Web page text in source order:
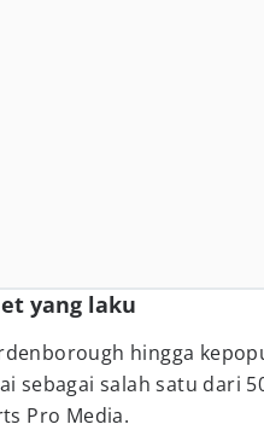
yang laku
hingga
sebagai salah satu dari
Pro Media.